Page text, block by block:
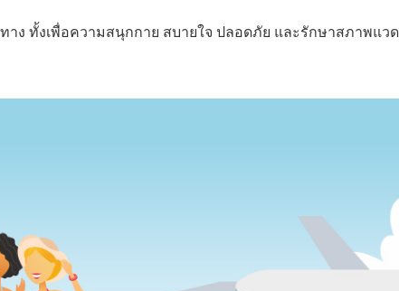
ง ทั้งเพื่อความสนุกกาย สบายใจ ปลอดภัย และรักษาสภาพแว